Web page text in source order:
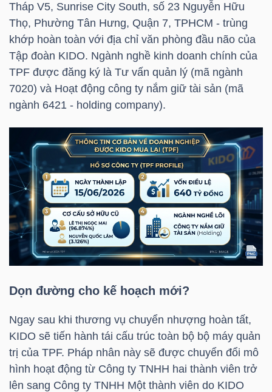
Tháp V5, Sunrise City South, số 23 Nguyễn Hữu
Thọ, Phường Tân Hưng, Quận 7, TPHCM - trùng
khớp hoàn toàn với địa chỉ văn phòng đầu não của
Tập đoàn KIDO. Ngành nghề kinh doanh chính của
TPF được đăng ký là Tư vấn quản lý (mã ngành
7020) và Hoạt động công ty nắm giữ tài sản (mã
ngành 6421 - holding company).
Dọn đường cho kế hoạch mới?
Ngay sau khi thương vụ chuyển nhượng hoàn tất,
KIDO sẽ tiến hành tái cấu trúc toàn bộ bộ máy quản
trị của TPF. Pháp nhân này sẽ được chuyển đổi mô
hình hoạt động từ Công ty TNHH hai thành viên trở
lên sang Công ty TNHH Một thành viên do KIDO
TÀI
CHÍNH
CÁ
VIETSTOCKFINANCE
VĨ
MÔ
DOANH
NGHIỆP